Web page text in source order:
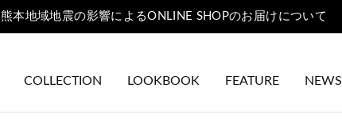
熊本地域地震の影響によるONLINE SHOPのお届けについて
COLLECTION LOOKBOOK FEATURE NEWS